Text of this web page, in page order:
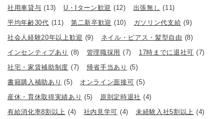
社用車貸与 (13) U・Iターン歓迎 (12) 出張無し (11)
平均年齢30代 (11) 第二新卒歓迎 (10) ガソリン代支給 (9)
社会人経験20年以上歓迎 (9) ネイル・ピアス・髪型自由 (8)
インセンティブあり (8) 管理職採用 (7) 17時までに退社可 (7)
社宅・家賃補助制度 (7) 帰省手当あり (5)
書籍購入補助あり (5) オンライン面接可 (5)
産休・育休取得実績あり (5) 原則定時退社 (4)
有給消化率8割以上 (4) 社内見学可 (4) 未経験入社5割以上 (4)